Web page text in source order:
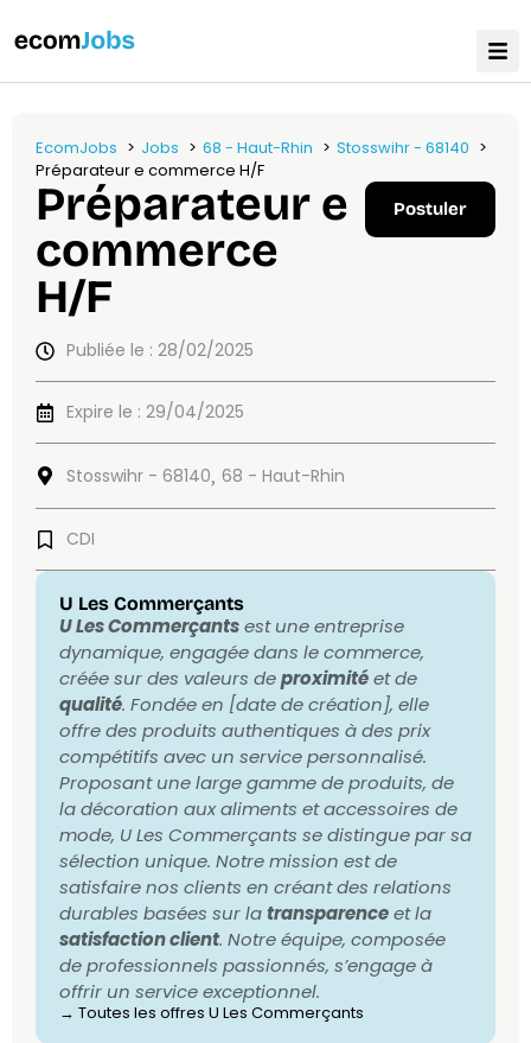
EcomJobs Jobs 68 - Haut-Rhin
Stosswihr - 68140
Préparateur e commerce H/F
Préparateur e
commerce
H/F
Postuler
Publiée le : 28/02/2025
Expire le : 29/04/2025
Stosswihr - 68140, 68 - Haut-Rhin
CDI
U Les Commerçants
U Les Commerçantsest une entreprise
dynamique, engagée dans le commerce,
créée sur des valeurs deproximitéet de
qualité. Fondée en [date de création], elle
offre des produits authentiques à des prix
compétitifs avec un service personnalisé.
Proposant une large gamme de produits, de
la décoration aux aliments et accessoires de
mode, U Les Commerçants se distingue par sa
sélection unique. Notre mission est de
satisfaire nos clients en créant des relations
durables basées sur latransparenceet la
satisfaction client. Notre équipe, composée
de professionnels passionnés, s’engage à
offrir un service exceptionnel.
→ Toutes les offres U Les Commerçants